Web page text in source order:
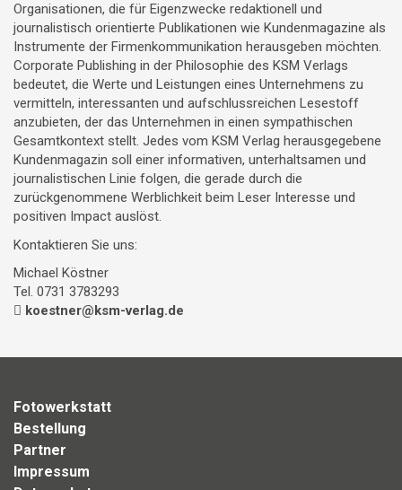
Organisationen, die für Eigenzwecke redaktionell und
journalistisch orientierte Publikationen wie Kundenmagazine als
Instrumente der Firmenkommunikation herausgeben möchten.
Corporate Publishing in der Philosophie des KSM Verlags
bedeutet, die Werte und Leistungen eines Unternehmens zu
vermitteln, interessanten und aufschlussreichen Lesestoff
anzubieten, der das Unternehmen in einen sympathischen
Gesamtkontext stellt. Jedes vom KSM Verlag herausgegebene
Kundenmagazin soll einer informativen, unterhaltsamen und
journalistischen Linie folgen, die gerade durch die
zurückgenommene Werblichkeit beim Leser Interesse und
positiven Impact auslöst.
Kontaktieren Sie uns:
Michael Köstner
Tel. 0731 3783293
koestner@ksm-verlag.de
Fotowerkstatt
Bestellung
Partner
Impressum